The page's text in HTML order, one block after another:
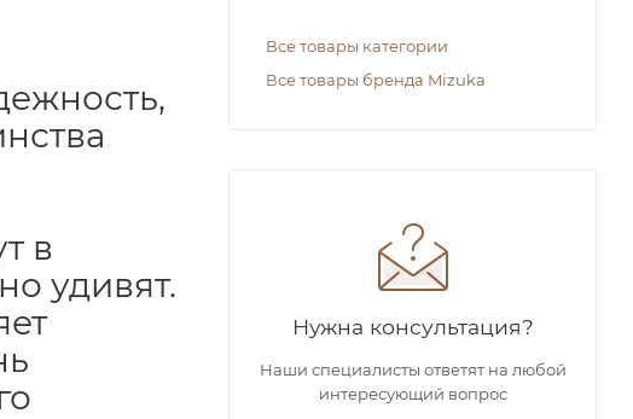
в
удивят.
Все товары категории
Все товары бренда Mizuka
Нужна консультация?
Наши специалисты ответят на любой
интересующий вопрос